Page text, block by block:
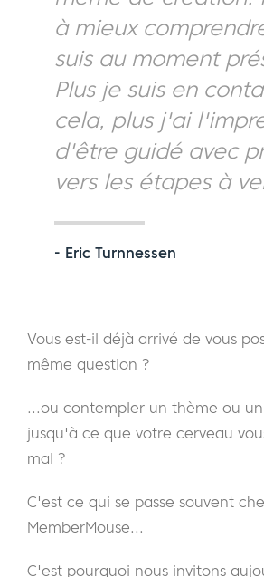
à mieux
suis au moment
Plus je suis en
cela, plus j'ai
d'être guidé avec
vers les étapes à
- Eric Turnnessen
Vous est-il déjà arrivé de vous
même question ?
...ou contempler un thème ou
jusqu'à ce que votre cerveau
mal ?
C'est ce qui se passe souvent
MemberMouse...
C'est pourquoi nous invitons